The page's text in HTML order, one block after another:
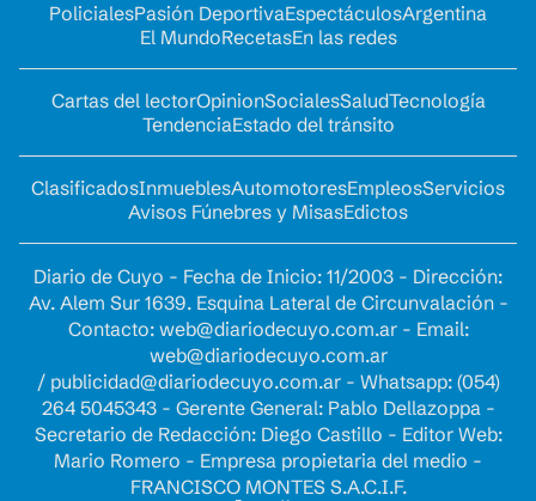
PolicialesPasión DeportivaEspectáculosArgentina
El MundoRecetasEn las redes
Cartas del lectorOpinionSocialesSaludTecnología
TendenciaEstado del tránsito
ClasificadosInmueblesAutomotoresEmpleosServicios
Avisos Fúnebres y MisasEdictos
Diario de Cuyo - Fecha de Inicio: 11/2003 - Dirección:
Av. Alem Sur 1639. Esquina Lateral de Circunvalación -
Contacto: web@diariodecuyo.com.ar- Email:
web@diariodecuyo.com.ar
/ publicidad@diariodecuyo.com.ar- Whatsapp: (054)
264 5045343 - Gerente General: Pablo Dellazoppa -
Secretario de Redacción: Diego Castillo - Editor Web:
Mario Romero - Empresa propietaria del medio -
FRANCISCO MONTES S.A.C.I.F.